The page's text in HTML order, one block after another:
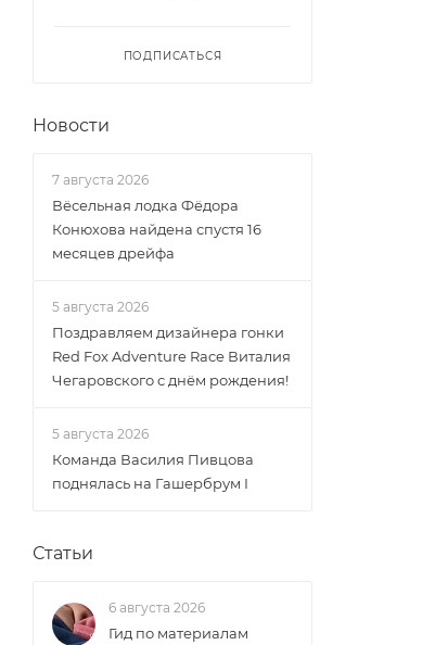
ПОДПИСАТЬСЯ
Новости
7 августа 2026
Вёсельная лодка Фёдора
Конюхова найдена спустя 16
месяцев дрейфа
5 августа 2026
Поздравляем дизайнера гонки
Red Fox Adventure Race Виталия
Чегаровского с днём рождения!
5 августа 2026
Команда Василия Пивцова
поднялась на Гашербрум I
Статьи
6 августа 2026
Гид по материалам